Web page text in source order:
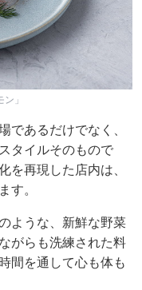
」
であるだけでなく、
タイルそのもので
を再現した店内は、
す。
ような、新鮮な野菜
がらも洗練された料
間を通して心も体も